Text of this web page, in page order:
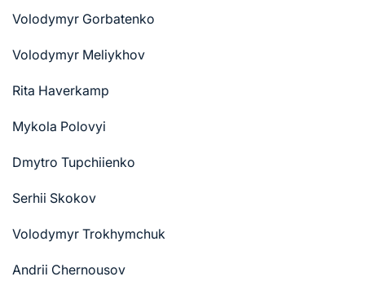
Volodymyr Gorbatenko
Volodymyr Meliykhov
Rita Haverkamp
Mykola Polovyi
Dmytro Tupchiienko
Serhii Skokov
Volodymyr Trokhymchuk
Andrii Chernousov